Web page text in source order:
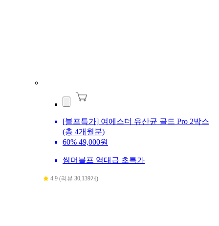
[블프특가] 여에스더 유산균 골드 Pro 2박스
(총 4개월분)
60% 49,000원
썸머블프 역대급 초특가
4.9 (리뷰 30,139개)